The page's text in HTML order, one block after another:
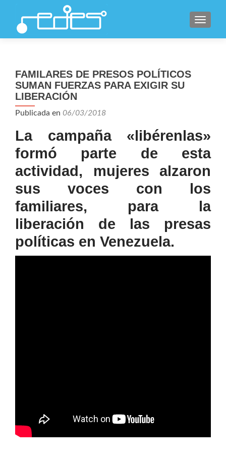
FAMILARES DE PRESOS POLÍTICOS
SUMAN FUERZAS PARA EXIGIR SU
LIBERACIÓN
Publicada en 06/03/2018
La campaña «libérenlas»
formó parte de esta
actividad, mujeres alzaron
sus voces con los
familiares, para la
liberación de las presas
políticas en Venezuela.